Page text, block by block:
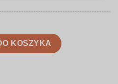
inspirowany surfingiem | SL013
KOSZYKA